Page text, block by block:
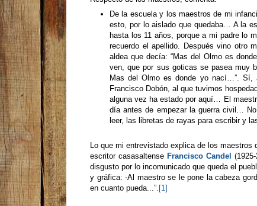
De la escuela y los maestros de mi
esto, por lo aislado que quedaba… A la
hasta los 11 años, porque a mi padre lo
recuerdo el apellido. Después vino otro
aldea que decía: “Mas del Olmo es
ven, que por sus goticas se pasea muy
Mas del Olmo es donde yo nací…”. Sí,
Francisco Dobón, al que tuvimos
alguna vez ha estado por aquí… El
día antes de empezar la guerra civil…
leer, las libretas de rayas para escribir y
Lo que mi entrevistado explica de los
escritor casasaltense Francisco Candel
disgusto por lo incomunicado que queda el
y gráfica: -Al maestro se le pone la cabeza
en cuanto pueda...”. [1]